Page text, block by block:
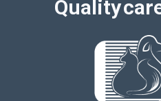
Quality